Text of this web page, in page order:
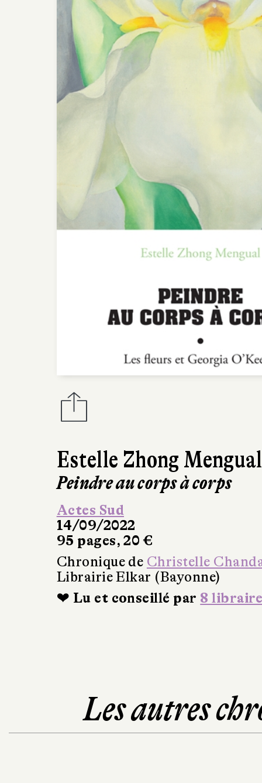
Estelle Zhong Mengual
Peindre au corps à corps
Actes Sud
14/09/2022
95 pages, 20 €
Chronique de Christelle
Librairie Elkar (Bayonne)
❤ Lu et conseillé par 8
Les autres